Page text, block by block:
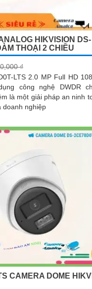
HIKVISION DS-
THOẠI 2 CHIỀU
₫
LTS 2.0 MP Full HD
công nghệ DWDR
là một giải pháp an ninh
doanh nghiệp
CAMERA DOME